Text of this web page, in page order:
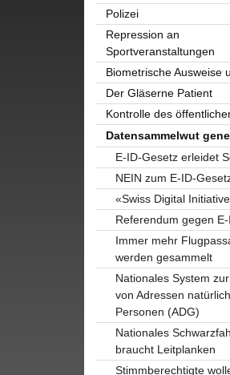
Polizei
Repression an
Sportveranstaltungen
Biometrische Ausweise
Der Gläserne Patient
Kontrolle des
Datensammelwut
E-ID-Gesetz erleidet
NEIN zum E-ID-
«Swiss Digital
Referendum gegen
Immer mehr
werden gesammelt
Nationales System
von Adressen
Personen (ADG)
Nationales
braucht Leitplanken
Stimmberechtigte